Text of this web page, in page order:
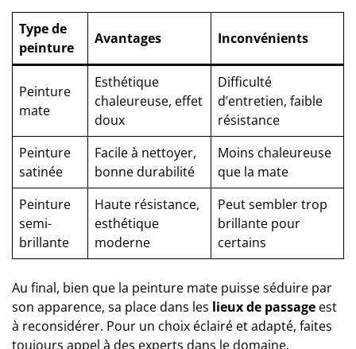
Type de
peinture
Avantages Inconvénients
Peinture
mate
Esthétique
chaleureuse, effet
doux
Difficulté
d’entretien, faible
résistance
Peinture
satinée
Facile à nettoyer,
bonne durabilité
Moins chaleureuse
que la mate
Peinture
semi-
brillante
Haute résistance,
esthétique
moderne
Peut sembler trop
brillante pour
certains
Au final, bien que la peinture mate puisse séduire par
son apparence, sa place dans les lieux de passage est
à reconsidérer. Pour un choix éclairé et adapté, faites
toujours appel à des experts dans le domaine.